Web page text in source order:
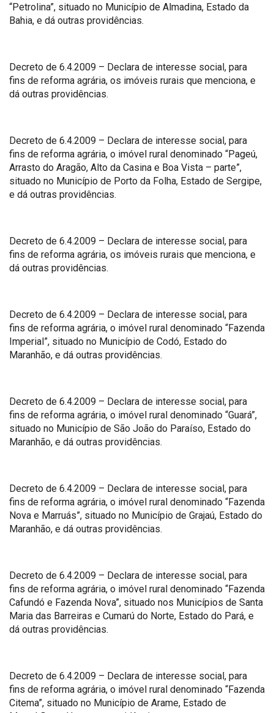
“Petrolina”, situado no Município de Almadina, Estado da
Bahia, e dá outras providências.
Decreto de 6.4.2009 – Declara de interesse social, para
fins de reforma agrária, os imóveis rurais que menciona, e
dá outras providências.
Decreto de 6.4.2009 – Declara de interesse social, para
fins de reforma agrária, o imóvel rural denominado “Pageú,
Arrasto do Aragão, Alto da Casina e Boa Vista – parte”,
situado no Município de Porto da Folha, Estado de Sergipe,
e dá outras providências.
Decreto de 6.4.2009 – Declara de interesse social, para
fins de reforma agrária, os imóveis rurais que menciona, e
dá outras providências.
Decreto de 6.4.2009 – Declara de interesse social, para
fins de reforma agrária, o imóvel rural denominado “Fazenda
Imperial”, situado no Município de Codó, Estado do
Maranhão, e dá outras providências.
Decreto de 6.4.2009 – Declara de interesse social, para
fins de reforma agrária, o imóvel rural denominado “Guará”,
situado no Município de São João do Paraíso, Estado do
Maranhão, e dá outras providências.
Decreto de 6.4.2009 – Declara de interesse social, para
fins de reforma agrária, o imóvel rural denominado “Fazenda
Nova e Marruás”, situado no Município de Grajaú, Estado do
Maranhão, e dá outras providências.
Decreto de 6.4.2009 – Declara de interesse social, para
fins de reforma agrária, o imóvel rural denominado “Fazenda
Cafundó e Fazenda Nova”, situado nos Municípios de Santa
Maria das Barreiras e Cumarú do Norte, Estado do Pará, e
dá outras providências.
Decreto de 6.4.2009 – Declara de interesse social, para
fins de reforma agrária, o imóvel rural denominado “Fazenda
Citema”, situado no Município de Arame, Estado de